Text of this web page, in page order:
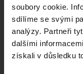
soubory cookie.
sdílíme se svými
analýzy. Partneři
dalšími
získali v důsledku